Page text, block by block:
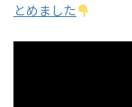
とめました